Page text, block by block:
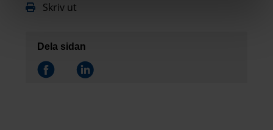
Skriv ut
Dela sidan
Dela på